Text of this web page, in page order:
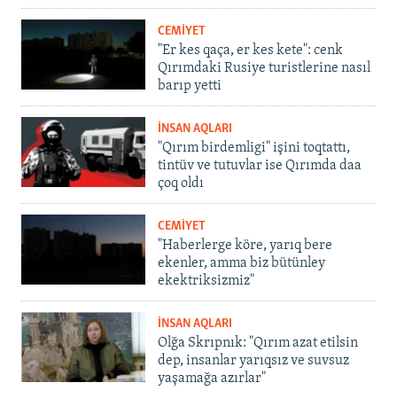
CEMİYET
"Er kes qaça, er kes kete": cenk
Qırımdaki Rusiye turistlerine nasıl
barıp yetti
İNSAN AQLARI
"Qırım birdemligi" işini toqtattı,
tintüv ve tutuvlar ise Qırımda daa
çoq oldı
CEMİYET
"Haberlerge köre, yarıq bere
ekenler, amma biz bütünley
ekektriksizmiz"
İNSAN AQLARI
Olğa Skrıpnık: "Qırım azat etilsin
dep, insanlar yarıqsız ve suvsuz
yaşamağa azırlar"